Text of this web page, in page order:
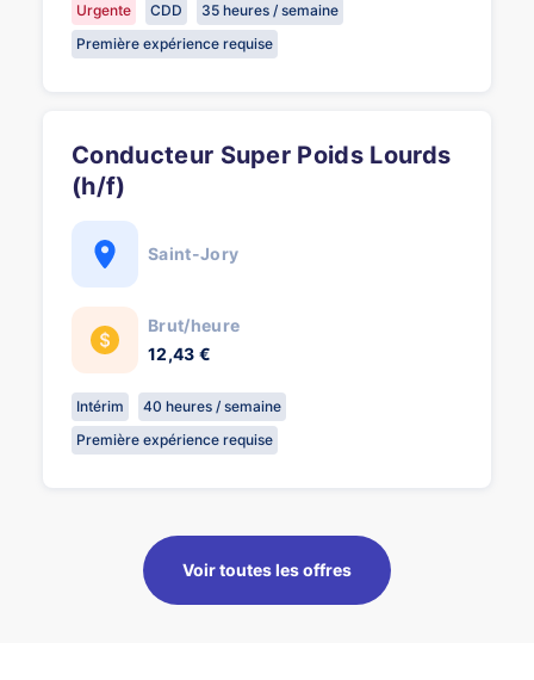
Urgente CDD
35 heures / semaine
Première expérience requise
Conducteur Super Poids Lourds
(h/f)
Saint-Jory
Brut/heure
12,43 €
Intérim
40 heures / semaine
Première expérience requise
Voir toutes les offres